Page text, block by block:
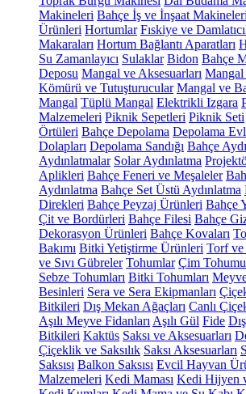
Makineleri Bahçe İş ve İnşaat Makineleri
Ürünleri Hortumlar Fıskiye ve
Makaraları Hortum Bağlantı Aparatları
Su Zamanlayıcı Sulaklar Bidon Bahçe
Deposu Mangal ve Aksesuarları Mangal
Kömürü ve Tutuşturucular Mangal ve
Mangal Tüplü Mangal Elektrikli Izgara
Malzemeleri Piknik Sepetleri Piknik Seti
Örtüleri Bahçe Depolama Depolama
Dolapları Depolama Sandığı Bahçe
Aydınlatmalar Solar Aydınlatma
Aplikleri Bahçe Feneri ve Meşaleler
Aydınlatma Bahçe Set Üstü Aydınlatma
Direkleri Bahçe Peyzaj Ürünleri Bahçe
Çit ve Bordürleri Bahçe Filesi Bahçe
Dekorasyon Ürünleri Bahçe Kovaları
Bakımı Bitki Yetiştirme Ürünleri Torf ve
ve Sıvı Gübreler Tohumlar Çim Tohumu
Sebze Tohumları Bitki Tohumları
Besinleri Sera ve Sera Ekipmanları
Bitkileri Dış Mekan Ağaçları Canlı
Aşılı Meyve Fidanları Aşılı Gül Fide
Bitkileri Kaktüs Saksı ve Aksesuarları
Çiçeklik ve Saksılık Saksı Aksesuarları
Saksısı Balkon Saksısı Evcil Hayvan
Malzemeleri Kedi Maması Kedi Hijyen